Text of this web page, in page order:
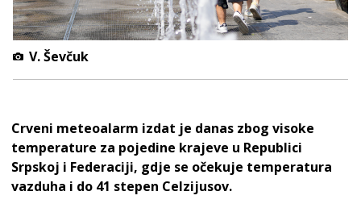
V. Ševčuk
Crveni meteoalarm izdat je danas zbog visoke
temperature za pojedine krajeve u Republici
Srpskoj i Federaciji, gdje se očekuje temperatura
vazduha i do 41 stepen Celzijusov.